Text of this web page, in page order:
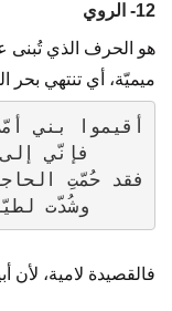
12- الروي
هو الحرف الذي تُبنى
ميميّة، أي تنتهي بحر
فالقصيدة لامية، لأن